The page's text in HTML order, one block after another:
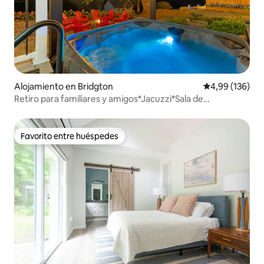
Alojamiento en Bridgton Calificación
4,99 (136)
Retiro para familiares y amigos*Jacuzzi*Sala de
Favorito entre huéspedes
Favorito entre huéspedes